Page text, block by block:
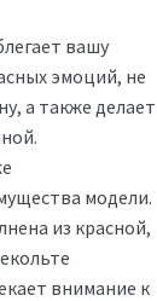
вашу
эмоций, не
а также делает
модели.
из красной,
внимание к